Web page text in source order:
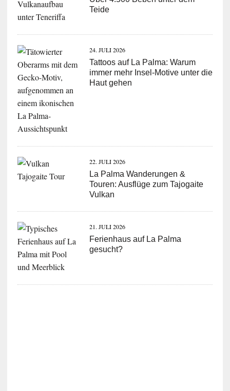
Teide
24. JULI 2026
Tattoos auf La Palma: Warum
immer mehr Insel-Motive unter die
Haut gehen
22. JULI 2026
La Palma Wanderungen &
Touren: Ausflüge zum Tajogaite
Vulkan
21. JULI 2026
Ferienhaus auf La Palma
gesucht?